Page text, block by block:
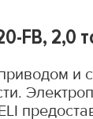
FB, 2,0
и